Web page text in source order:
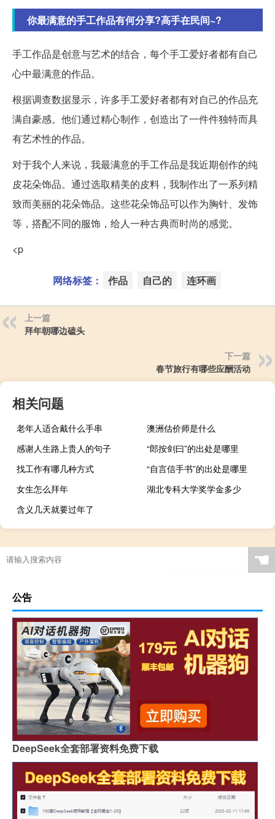
你最满意的手工作品有何分享?高手在民间~?
手工作品是创意与艺术的结合，每个手工爱好者都有自己
心中最满意的作品。
根据调查数据显示，许多手工爱好者都有对自己的作品充
满自豪感。他们通过精心制作，创造出了一件件独特而具
有艺术性的作品。
对于我个人来说，我最满意的手工作品是我近期创作的纯
皮花朵饰品。通过选取精美的皮料，我制作出了一系列精
致而美丽的花朵饰品。这些花朵饰品可以作为胸针、发饰
等，搭配不同的服饰，给人一种古典而时尚的感觉。
<p
网络标签： 作品 自己的 连环画
上一篇
拜年朝哪边磕头
下一篇
春节旅行有哪些应酬活动
相关问题
老年人适合戴什么手串
澳洲估价师是什么
感谢人生路上贵人的句子
“郎按剑曰”的出处是哪里
找工作有哪几种方式
“自言信手书”的出处是哪里
女生怎么拜年
湖北专科大学奖学金多少
含义几天就要过年了
☚
公告
DeepSeek全套部署资料免费下载